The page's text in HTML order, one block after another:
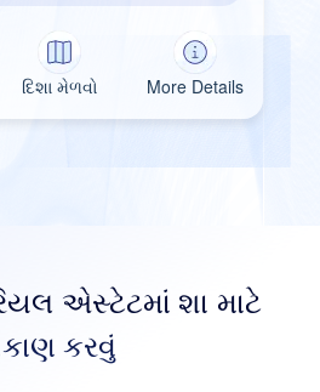
દિશા મેળવો More Details
એસ્ટેટમાં શા માટે
કરવું